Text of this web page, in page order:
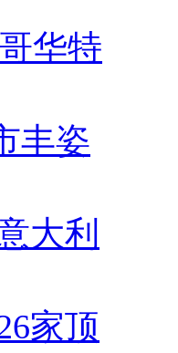
华特
丰姿
大利
家顶